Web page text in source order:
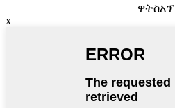
ዋትስአፕ
x